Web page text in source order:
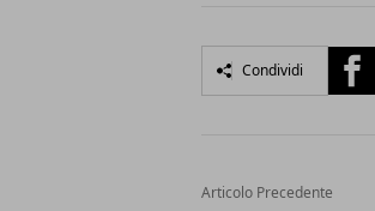
Condividi
Articolo Precedente